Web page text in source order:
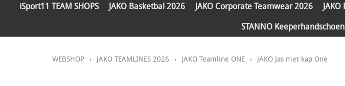
iSport11 TEAM SHOPS
JAKO Basketbal 2026 JAKO Corporate Teamwear 2026
STANNO
WEBSHOP › JAKO TEAMLINES 2026 › JAKO Teamline ONE › JAKO Jas met kap One